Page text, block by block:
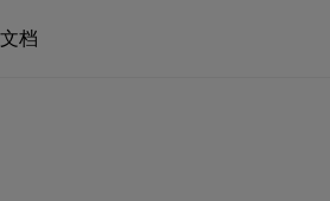
文档